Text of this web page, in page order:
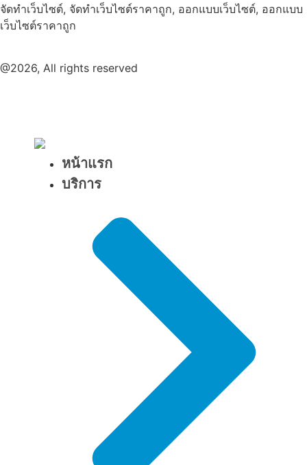
จัดทำเว็บไซต์, จัดทำเว็บไซต์ราคาถูก, ออกแบบเว็บไซต์, ออกแบบ
เว็บไซต์ราคาถูก
@2026, All rights reserved
หน้าแรก
บริการ